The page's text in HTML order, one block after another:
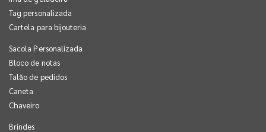
Tag personalizada
Cartela para bijouteria
Sacola Personalizada
Bloco de notas
Talão de pedidos
Caneta
Chaveiro
Brindes